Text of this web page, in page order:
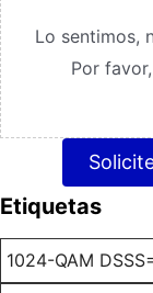
Lo sentimos,
Por
Etiquetas
1024-QAM